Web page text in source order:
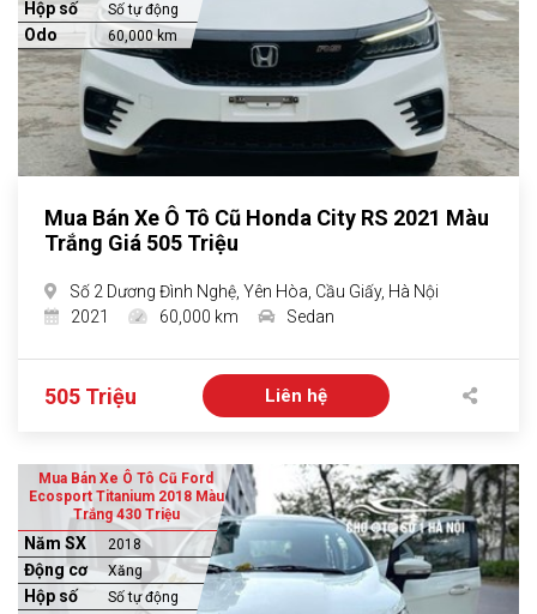
Hộp số Số tự động
Odo 60,000 km
Mua Bán Xe Ô Tô Cũ Honda City RS 2021 Màu
Trắng Giá 505 Triệu
Số 2 Dương Đình Nghệ, Yên Hòa, Cầu Giấy, Hà Nội
2021
60,000 km Sedan
505 Triệu Liên hệ
Mua Bán Xe Ô Tô Cũ Ford
Ecosport Titanium 2018 Màu
Trắng 430 Triệu
Năm SX 2018
Động cơ Xăng
Hộp số Số tự động